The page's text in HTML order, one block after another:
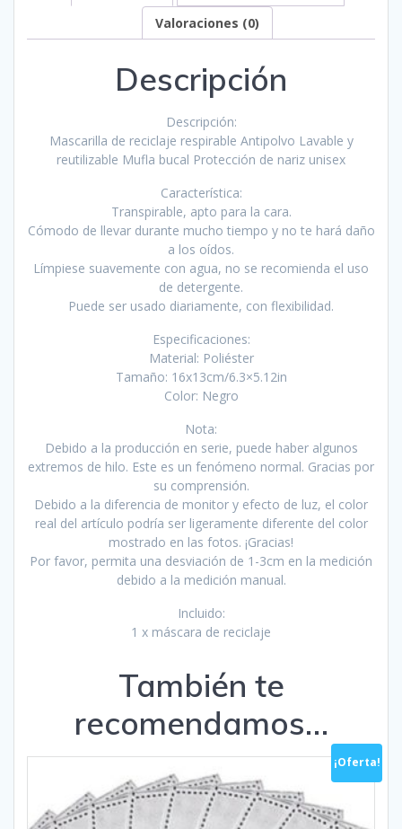
Valoraciones (0)
Descripción
Descripción:
Mascarilla de reciclaje respirable Antipolvo Lavable y
reutilizable Mufla bucal Protección de nariz unisex
Característica:
Transpirable, apto para la cara.
Cómodo de llevar durante mucho tiempo y no te hará daño
a los oídos.
Límpiese suavemente con agua, no se recomienda el uso
de detergente.
Puede ser usado diariamente, con flexibilidad.
Especificaciones:
Material: Poliéster
Tamaño: 16x13cm/6.3×5.12in
Color: Negro
Nota:
Debido a la producción en serie, puede haber algunos
extremos de hilo. Este es un fenómeno normal. Gracias por
su comprensión.
Debido a la diferencia de monitor y efecto de luz, el color
real del artículo podría ser ligeramente diferente del color
mostrado en las fotos. ¡Gracias!
Por favor, permita una desviación de 1-3cm en la medición
debido a la medición manual.
Incluido:
1 x máscara de reciclaje
También te
recomendamos…
¡Oferta!